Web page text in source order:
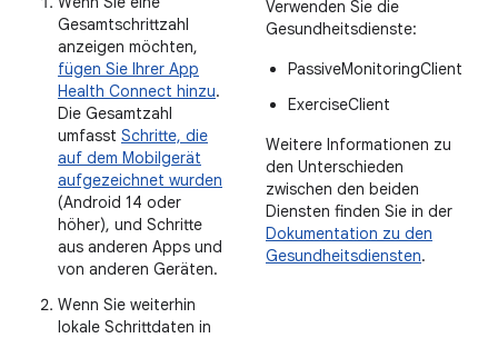
Gesamtschrittzahl
anzeigen möchten,
fügen Sie Ihrer App
Health Connect hinzu.
Die Gesamtzahl
umfasst Schritte, die
auf dem Mobilgerät
aufgezeichnet wurden
(Android 14 oder
höher), und Schritte
aus anderen Apps und
von anderen Geräten.
Wenn Sie weiterhin
lokale Schrittdaten in
Verwenden Sie die
Gesundheitsdienste:
PassiveMonitoringClient
ExerciseClient
Weitere Informationen zu
den Unterschieden
zwischen den beiden
Diensten finden Sie in der
Dokumentation zu den
Gesundheitsdiensten.